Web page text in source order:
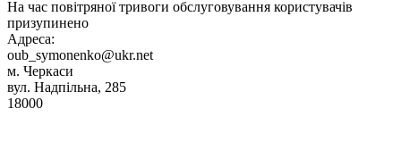
На час повітряної тривоги обслуговування користувачів
призупинено
Адреса:
oub_symonenko@ukr.net
м. Черкаси
вул. Надпільна, 285
18000